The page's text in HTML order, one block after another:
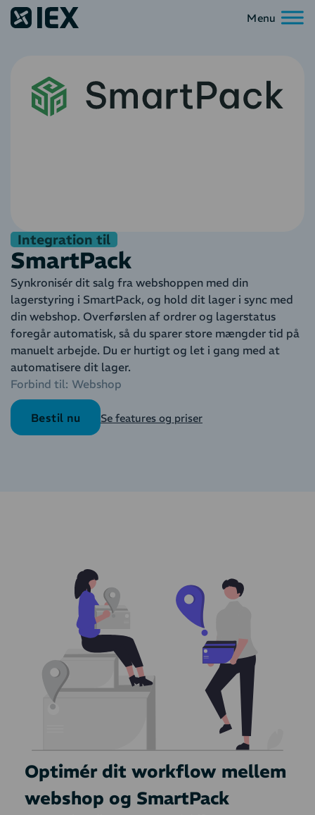
Integration til
SmartPack
Synkronisér dit salg fra webshoppen med din
lagerstyring i SmartPack, og hold dit lager i sync med
din webshop. Overførslen af ordrer og lagerstatus
foregår automatisk, så du sparer store mængder tid på
manuelt arbejde. Du er hurtigt og let i gang med at
automatisere dit lager.
Forbind til: Webshop
Bestil nu Se features og priser
Optimér dit workflow mellem
webshop og SmartPack